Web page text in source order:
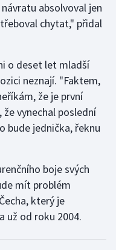
absolvoval jen
chytat," přidal
o deset let mladší
neznají. "Faktem,
že je první
vynechal poslední
bude jednička, řeknu
boje svých
mít problém
který je
už od roku 2004.